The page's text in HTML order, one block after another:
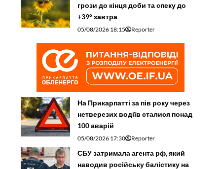
грози до кінця доби та спеку до
+39° завтра
05/08/2026 18:15 Reporter
На Прикарпатті за пів року через
нетверезих водіїв сталися понад
100 аварій
05/08/2026 17:30 Reporter
СБУ затримала агента рф, який
наводив російську балістику на